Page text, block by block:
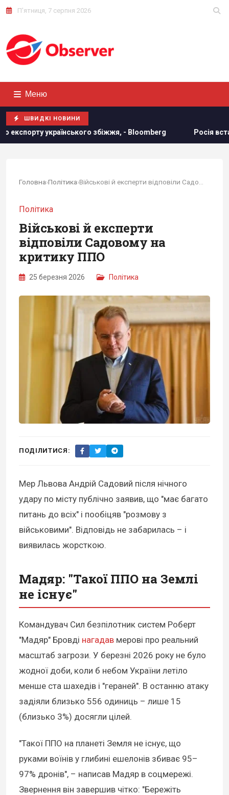
П'ятниця, 7 серпня 2026
Меню
ШВИДКІ НОВИНИ
збіжжя, - Bloomberg Росія встановила
Головна›Політика›
Політика
Військові й експерти
відповіли Садовому на
критику ППО
25 березня 2026 Політика
ПОДІЛИТИСЯ:
Мер Львова Андрій Садовий після нічного
удару по місту публічно заявив, що "має багато
питань до всіх" і пообіцяв "розмову з
військовими". Відповідь не забарилась – і
виявилась жорсткою.
Мадяр: "Такої ППО на Землі
не існує"
Командувач Сил безпілотник систем Роберт
"Мадяр" Бровді нагадав мерові про реальний
масштаб загрози. У березні 2026 року не було
жодної доби, коли б небом України летіло
менше ста шахедів і "гераней". В останню атаку
задіяли близько 556 одиниць – лише 15
(близько 3%) досягли цілей.
"Такої ППО на планеті Земля не існує, що
руками воїнів у глибині ешелонів збиває 95–
97% дронів", – написав Мадяр в соцмережі.
Звернення він завершив чітко: "Бережіть